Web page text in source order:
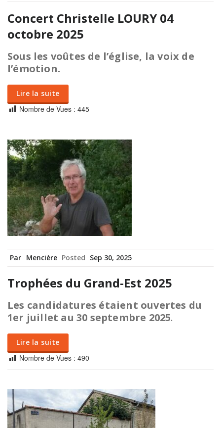
Concert Christelle LOURY 04
octobre 2025
Sous les voûtes de l’église, la voix de
l’émotion.
Lire la suite
Nombre de Vues : 445
Par Mencière Posted Sep 30, 2025
Trophées du Grand-Est 2025
Les candidatures étaient ouvertes du
1er juillet au 30 septembre 2025.
Lire la suite
Nombre de Vues : 490